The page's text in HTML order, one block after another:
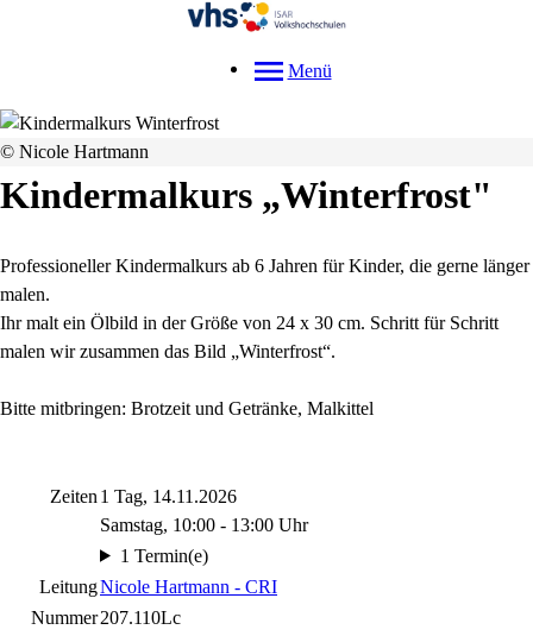
Menü
© Nicole Hartmann
Kindermalkurs „Winterfrost"
Professioneller Kindermalkurs ab 6 Jahren für Kinder, die gerne länger
malen.
Ihr malt ein Ölbild in der Größe von 24 x 30 cm. Schritt für Schritt
malen wir zusammen das Bild „Winterfrost“.
Bitte mitbringen: Brotzeit und Getränke, Malkittel
Zeiten 1 Tag, 14.11.2026
Samstag, 10:00 - 13:00 Uhr
1 Termin(e)
LeitungNicole Hartmann - CRI
Nummer207.110Lc